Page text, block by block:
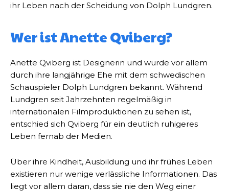
ihr Leben nach der Scheidung von Dolph Lundgren.
Wer ist Anette Qviberg?
Anette Qviberg ist Designerin und wurde vor allem
durch ihre langjährige Ehe mit dem schwedischen
Schauspieler Dolph Lundgren bekannt. Während
Lundgren seit Jahrzehnten regelmäßig in
internationalen Filmproduktionen zu sehen ist,
entschied sich Qviberg für ein deutlich ruhigeres
Leben fernab der Medien.
Über ihre Kindheit, Ausbildung und ihr frühes Leben
existieren nur wenige verlässliche Informationen. Das
liegt vor allem daran, dass sie nie den Weg einer